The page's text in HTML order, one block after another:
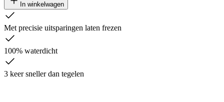
In winkelwagen
Met precisie uitsparingen laten frezen
100% waterdicht
3 keer sneller dan tegelen